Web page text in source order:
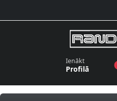
Ienākt
Profilā